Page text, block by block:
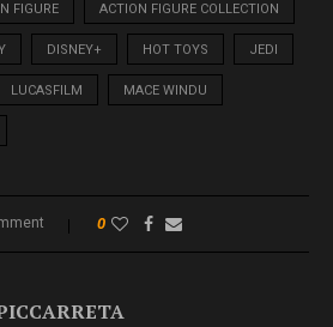
FIGURE ACTION FIGURE COLLECTION
DISNEY+ HOT TOYS JEDI
LUCASFILM MACE WINDU
0